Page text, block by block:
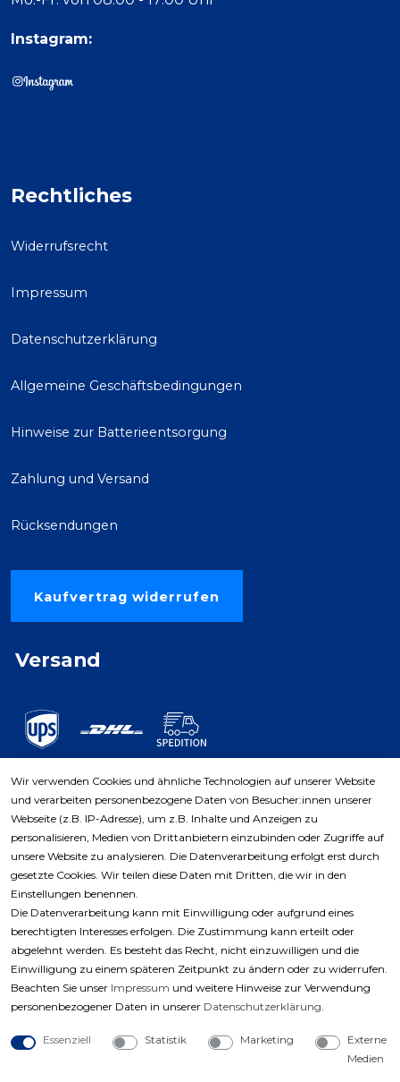
Instagram:
Rechtliches
Widerrufsrecht
Impressum
Datenschutzerklärung
Allgemeine Geschäftsbedingungen
Hinweise zur Batterieentsorgung
Zahlung und Versand
Rücksendungen
Kaufvertrag widerrufen
Versand
Zahlungsarten
Wir verwenden Cookies und ähnliche Technologien auf unserer Website
und verarbeiten personenbezogene Daten von Besucher:innen unserer
Webseite (z.B. IP-Adresse), um z.B. Inhalte und Anzeigen zu
personalisieren, Medien von Drittanbietern einzubinden oder Zugriffe auf
unsere Website zu analysieren. Die Datenverarbeitung erfolgt erst durch
gesetzte Cookies. Wir teilen diese Daten mit Dritten, die wir in den
Einstellungen benennen.
Die Datenverarbeitung kann mit Einwilligung oder aufgrund eines
berechtigten Interesses erfolgen. Die Zustimmung kann erteilt oder
abgelehnt werden. Es besteht das Recht, nicht einzuwilligen und die
Einwilligung zu einem späteren Zeitpunkt zu ändern oder zu widerrufen.
Beachten Sie unser Impressum und weitere Hinweise zur Verwendung
personenbezogener Daten in unserer Daten­schutz­erklärung.
Essenziell Statistik Marketing
Externe
Medien